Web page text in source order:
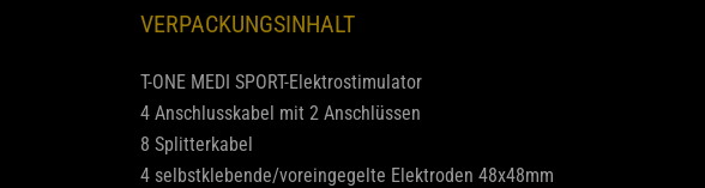
VERPACKUNGSINHALT
T-ONE MEDI SPORT-Elektrostimulator
4 Anschlusskabel mit 2 Anschlüssen
8 Splitterkabel
4 selbstklebende/voreingegelte Elektroden 48x48mm